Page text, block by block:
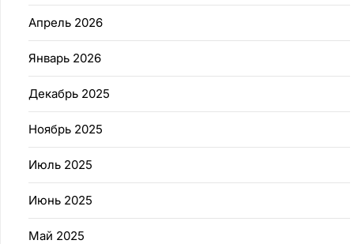
Апрель 2026
Январь 2026
Декабрь 2025
Ноябрь 2025
Июль 2025
Июнь 2025
Май 2025